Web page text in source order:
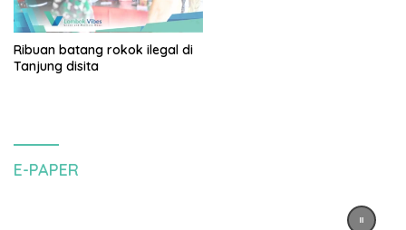
Ribuan batang rokok ilegal di
Tanjung disita
E-PAPER